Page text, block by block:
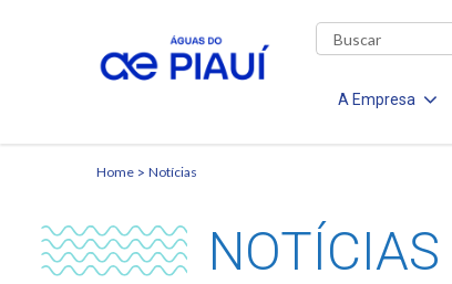
A Empresa
Home Notícias
NOTÍCIAS